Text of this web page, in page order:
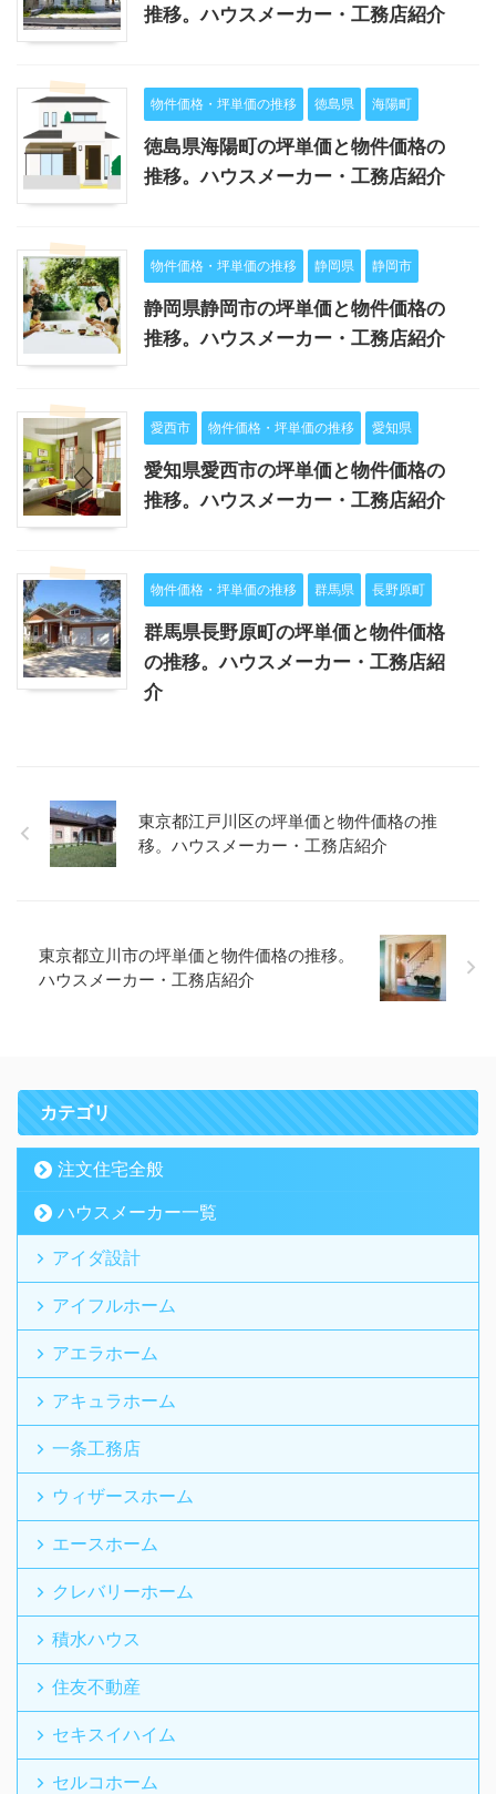
推移。ハウスメーカー・工務店紹介
物件価格・坪単価の推移 徳島県 海陽町
徳島県海陽町の坪単価と物件価格の
推移。ハウスメーカー・工務店紹介
物件価格・坪単価の推移 静岡県 静岡市
静岡県静岡市の坪単価と物件価格の
推移。ハウスメーカー・工務店紹介
愛西市 物件価格・坪単価の推移 愛知県
愛知県愛西市の坪単価と物件価格の
推移。ハウスメーカー・工務店紹介
物件価格・坪単価の推移 群馬県 長野原町
群馬県長野原町の坪単価と物件価格
の推移。ハウスメーカー・工務店紹
介
東京都江戸川区の坪単価と物件価格の推
移。ハウスメーカー・工務店紹介
東京都立川市の坪単価と物件価格の推移。
ハウスメーカー・工務店紹介
カテゴリ
注文住宅全般
ハウスメーカー一覧
アイダ設計
アイフルホーム
アエラホーム
アキュラホーム
一条工務店
ウィザースホーム
エースホーム
クレバリーホーム
積水ハウス
住友不動産
セキスイハイム
セルコホーム